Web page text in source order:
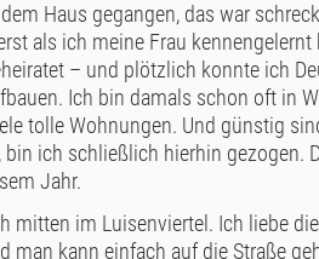
Haus gegangen, das war
als ich meine Frau
– und plötzlich konnte ich
Ich bin damals schon oft in
tolle Wohnungen. Und günstig
ich schließlich hierhin gezogen.
Jahr.
mitten im Luisenviertel. Ich liebe
man kann einfach auf die Straße